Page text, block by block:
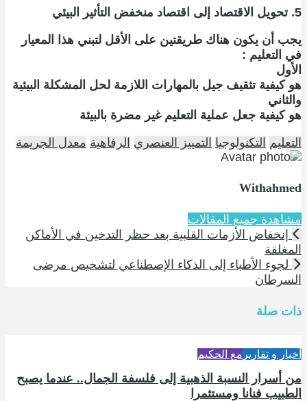
5. تحويل الاقتصاد إلى اقتصاد منخفض التأثير البيئي
يجب أن يكون هناك طريقتين على الأقل لتبني هذا المعيار
في التعليم :
الأول
هو كيفية تثقيف جيل بالمهارات اللازمة لحل المشكلة البيئية
والثاني
هو كيفية جعل عملية التعليم غير مضرة بالبيئة
التعليم التكنولوجيا التمييز العنصري الرفاهية معدل الجريمة
Withahmed
مشاهدة جميع المقالات
إنخفاض الأزمات القلبية بعد حظر التدخين في الأماكن
المغلقة
لجوء الأطباء إلى الذكاء الإصطناعي لتشخيص مرضى
السرطان
ذات صلة
أخبار و تقارير مع الحكيم
من أسرار النسبة الذهبية إلى فلسفة الجمال.. عندما يصبح
الطبيب فنانا ومستثمرا